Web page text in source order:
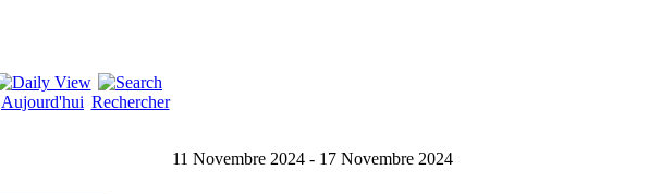
Aujourd'hui Rechercher
11 Novembre 2024 - 17 Novembre 2024